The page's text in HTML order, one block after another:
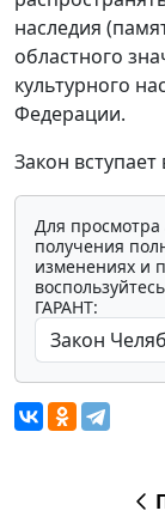
наследия
областного
культурного
Федерации.
Закон вступает
Для просмотра
получения
изменениях и
ГАРАНТ: